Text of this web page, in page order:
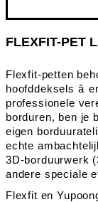
FLEXFIT-PET
Flexfit-petten
hoofddeksels
professionele
borduren, ben je
eigen
echte
3D-borduurwerk
andere speciale
Flexfit en